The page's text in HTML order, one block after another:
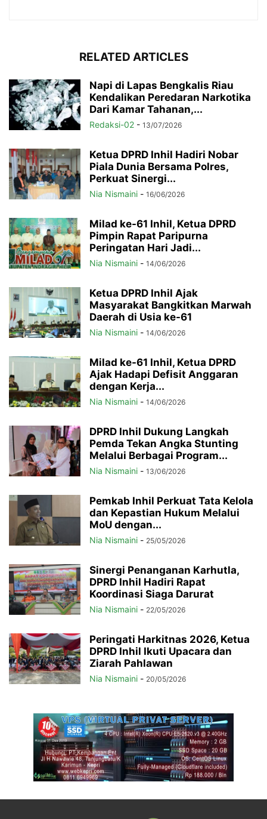
RELATED ARTICLES
Napi di Lapas Bengkalis Riau
Kendalikan Peredaran Narkotika
Dari Kamar Tahanan,...
Redaksi-02 - 13/07/2026
Ketua DPRD Inhil Hadiri Nobar
Piala Dunia Bersama Polres,
Perkuat Sinergi...
Nia Nismaini - 16/06/2026
Milad ke-61 Inhil, Ketua DPRD
Pimpin Rapat Paripurna
Peringatan Hari Jadi...
Nia Nismaini - 14/06/2026
Ketua DPRD Inhil Ajak
Masyarakat Bangkitkan Marwah
Daerah di Usia ke-61
Nia Nismaini - 14/06/2026
Milad ke-61 Inhil, Ketua DPRD
Ajak Hadapi Defisit Anggaran
dengan Kerja...
Nia Nismaini - 14/06/2026
DPRD Inhil Dukung Langkah
Pemda Tekan Angka Stunting
Melalui Berbagai Program...
Nia Nismaini - 13/06/2026
Pemkab Inhil Perkuat Tata Kelola
dan Kepastian Hukum Melalui
MoU dengan...
Nia Nismaini - 25/05/2026
Sinergi Penanganan Karhutla,
DPRD Inhil Hadiri Rapat
Koordinasi Siaga Darurat
Nia Nismaini - 22/05/2026
Peringati Harkitnas 2026, Ketua
DPRD Inhil Ikuti Upacara dan
Ziarah Pahlawan
Nia Nismaini - 20/05/2026